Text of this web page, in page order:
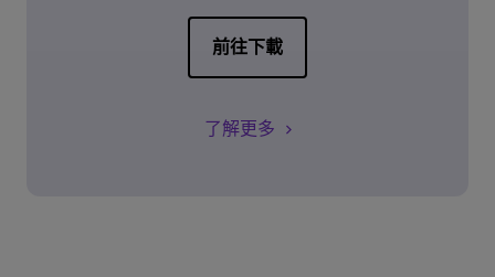
前往下載
了解更多